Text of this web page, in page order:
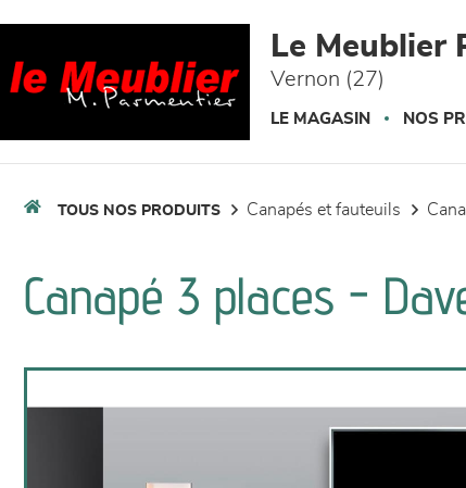
Le Meublier
Vernon (27)
LE MAGASIN NOS
TOUS NOS PRODUITS canapés et fauteuils
Canapé 3 places -